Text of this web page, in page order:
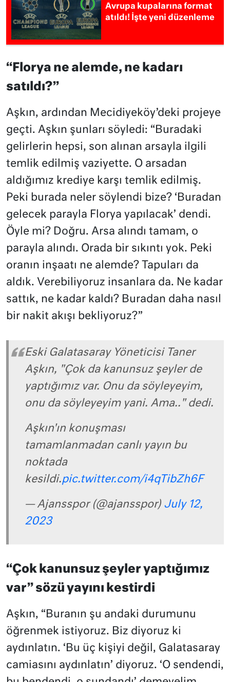
Avrupa kupalarına format
atıldı! İşte yeni düzenleme
“Florya ne alemde, ne kadarı
satıldı?”
Aşkın, ardından Mecidiyeköy’deki projeye
geçti. Aşkın şunları söyledi: “Buradaki
gelirlerin hepsi, son alınan arsayla ilgili
temlik edilmiş vaziyette. O arsadan
aldığımız krediye karşı temlik edilmiş.
Peki burada neler söylendi bize? ‘Buradan
gelecek parayla Florya yapılacak’ dendi.
Öyle mi? Doğru. Arsa alındı tamam, o
parayla alındı. Orada bir sıkıntı yok. Peki
oranın inşaatı ne alemde? Tapuları da
aldık. Verebiliyoruz insanlara da. Ne kadar
sattık, ne kadar kaldı? Buradan daha nasıl
bir nakit akışı bekliyoruz?”
Eski Galatasaray Yöneticisi Taner
Aşkın, "Çok da kanunsuz şeyler de
yaptığımız var. Onu da söyleyeyim,
onu da söyleyeyim yani. Ama.." dedi.
Aşkın'ın konuşması
tamamlanmadan canlı yayın bu
noktada
kesildi.pic.twitter.com/i4qTibZh6F
— Ajansspor (@ajansspor) July 12,
2023
“Çok kanunsuz şeyler yaptığımız
var” sözü yayını kestirdi
Aşkın, “Buranın şu andaki durumunu
öğrenmek istiyoruz. Biz diyoruz ki
aydınlatın. ‘Bu üç kişiyi değil, Galatasaray
camiasını aydınlatın’ diyoruz. ‘O sendendi,